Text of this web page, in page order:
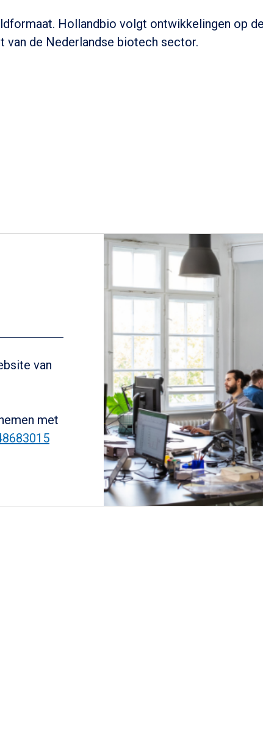
Hollandbio volgt ontwikkelingen op
de Nederlandse biotech sector.
van
met